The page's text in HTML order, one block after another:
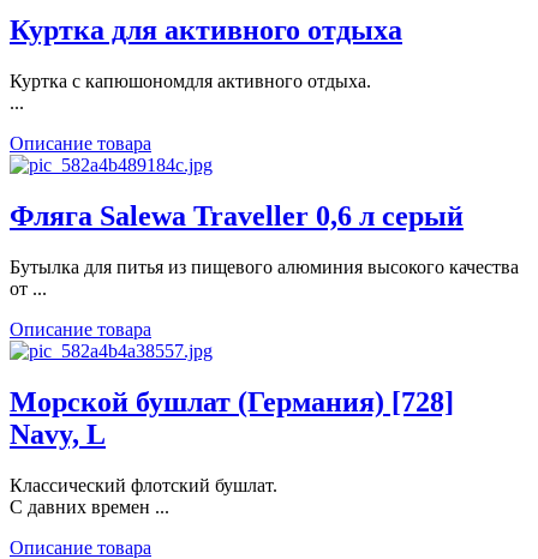
Куртка для активного отдыха
Куртка с капюшономдля активного отдыха.
...
Описание товара
Фляга Salewa Traveller 0,6 л серый
Бутылка для питья из пищевого алюминия высокого качества
от ...
Описание товара
Морской бушлат (Германия) [728]
Navy, L
Классический флотский бушлат.
С давних времен ...
Описание товара